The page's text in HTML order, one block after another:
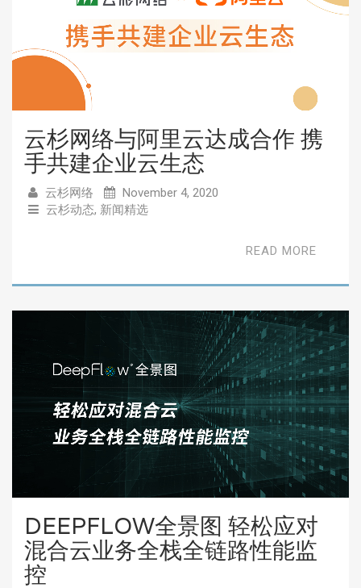
云杉网络与阿里云达成合作 携
手共建企业云生态
云杉网络
November 4, 2020
云杉动态, 新闻精选
READ MORE
DEEPFLOW全景图 轻松应对
混合云业务全栈全链路性能监
控